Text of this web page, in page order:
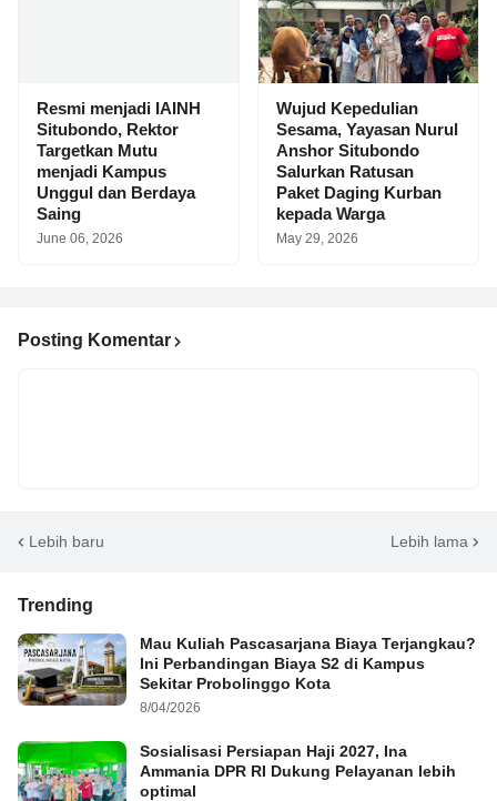
Resmi menjadi IAINH
Situbondo, Rektor
Targetkan Mutu
menjadi Kampus
Unggul dan Berdaya
Saing
June 06, 2026
Wujud Kepedulian
Sesama, Yayasan Nurul
Anshor Situbondo
Salurkan Ratusan
Paket Daging Kurban
kepada Warga
May 29, 2026
Posting Komentar
Lebih baru Lebih lama
Trending
Mau Kuliah Pascasarjana Biaya Terjangkau?
Ini Perbandingan Biaya S2 di Kampus
Sekitar Probolinggo Kota
8/04/2026
Sosialisasi Persiapan Haji 2027, Ina
Ammania DPR RI Dukung Pelayanan lebih
optimal